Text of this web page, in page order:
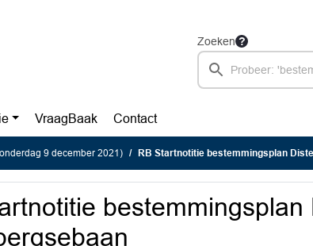
Zoeken
VraagBaak Contact
9 december 2021) RB Startnotitie bestemmingsplan
bestemmingsplan